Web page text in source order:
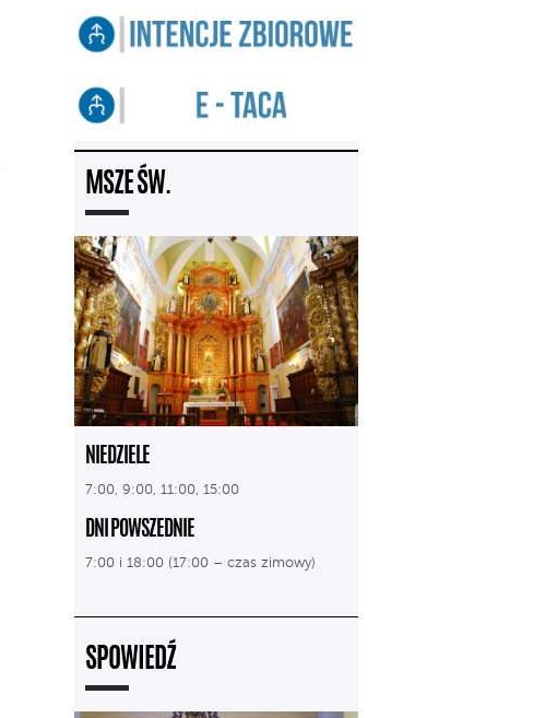
MSZE ŚW.
NIEDZIELE
7:00, 9:00, 11:00, 15:00
DNI POWSZEDNIE
7:00 i 18:00 (17:00 – czas zimowy)
SPOWIEDŹ